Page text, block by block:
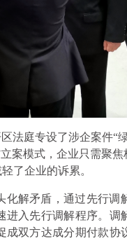
法庭专设了涉企案件“
案模式，企业只需聚
了企业的诉累。
解矛盾，通过先行调
入先行调解程序。调
双方达成分期付款协